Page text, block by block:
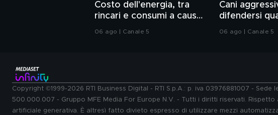
Costo dell'energia, tra
rincari e consumi a causa
del caldo record
06 ago | Canale 5
Cani
difendersi
attaccano?
06 ago | Canale 5
Copyright ©1999-2026 RTI Business Digital - RTI S.p.A.: p. iva 03976881007 -
500.000.007 - Gruppo MFE Media For Europe N.V. - Tutti i diritti riservati.
artificiale generativa. È altresì fatto divieto espresso di utilizzare mezzi